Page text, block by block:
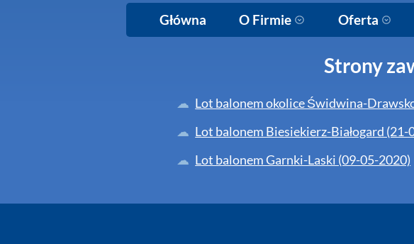
Główna O Firmie Oferta
Strony
Lot balonem okolice Świdwina-
Lot balonem Biesiekierz-Białogard (21-
Lot balonem Garnki-Laski (09-05-2020)